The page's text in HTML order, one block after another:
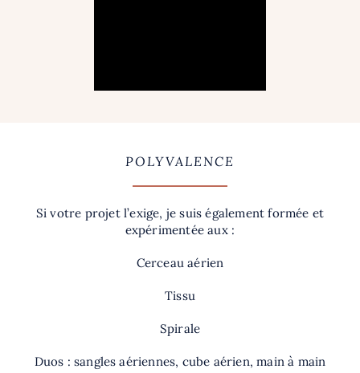
POLYVALENCE
Si votre projet l’exige, je suis également formée et
expérimentée aux :
Cerceau aérien
Tissu
Spirale
Duos : sangles aériennes, cube aérien, main à main